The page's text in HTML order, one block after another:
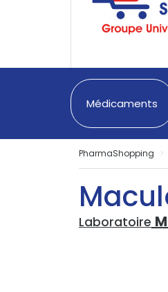
Médicaments
PharmaShopping
Laboratoire